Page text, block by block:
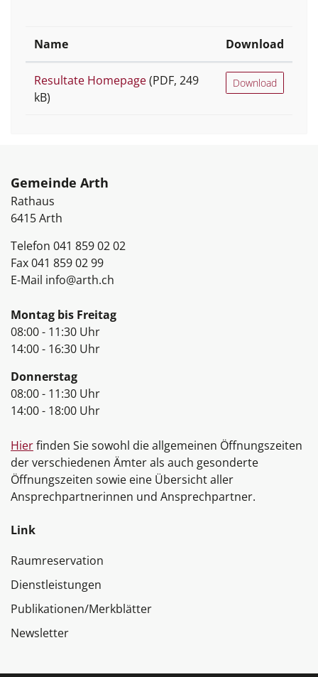
Name Download
Resultate Homepage(PDF, 249
kB)
Download
Gemeinde Arth
Rathaus
6415Arth
Telefon 041 859 02 02
Fax041 859 02 99
E-Mail info@arth.ch
Öffnungszeiten
Montag bis Freitag
08:00 - 11:30 Uhr
14:00 - 16:30 Uhr
Donnerstag
08:00 - 11:30 Uhr
14:00 - 18:00 Uhr
Hierfinden Sie sowohl die allgemeinen Öffnungszeiten
der verschiedenen Ämter als auch gesonderte
Öffnungszeiten sowie eine Übersicht aller
Ansprechpartnerinnen und Ansprechpartner.
Link
Raumreservation
Dienstleistungen
Publikationen/Merkblätter
Newsletter